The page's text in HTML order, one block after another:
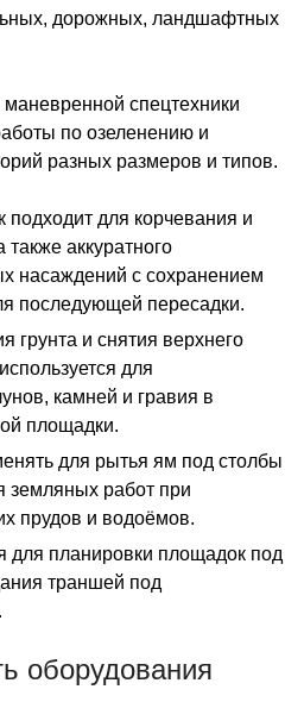
дорожных, ландшафтных
спецтехники
по озеленению и
разных размеров и типов.
подходит для корчевания и
аккуратного
насаждений с сохранением
последующей пересадки.
и снятия верхнего
для
камней и гравия в
площадки.
для рытья ям под столбы
земляных работ при
прудов и водоёмов.
для планировки площадок под
траншей под
оборудования